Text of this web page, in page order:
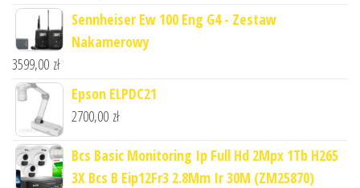
Sennheiser Ew 100 Eng G4 - Zestaw
Nakamerowy
3599,00 zł
Epson ELPDC21
2700,00 zł
Bcs Basic Monitoring Ip Full Hd 2Mpx 1Tb H265
3X Bcs B Eip12Fr3 2.8Mm Ir 30M (ZM25870)